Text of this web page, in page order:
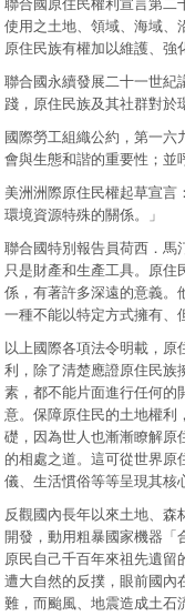
聯合國原住民權利宣言第二
使用之土地、領域、海域、
原住民族有權加以維護、強
聯合國永續發展二十一世紀
踐，原住民族及其社群對於
國際勞工組織公約，第一
會與生態和諧的重要性；並
美洲洲際原住民權起草宣言
環境資源特殊的關係。」
聯合國特別報告員荷西．馬
只是財產和生產工具。原住
係，有著許多深遠的意義。
一種不能以特定方式擁有、
以上國際各項法令明載，
利，除了清楚應證原住民族
素，都不能片面進行任何的
意。保障原住民的土地權利
礎，因為世人也漸漸瞭解原
的相處之道。這可從世界原
儀、生活慣俗等等呈現其核
反觀國內長年以來土地、森
開發，動用粗暴國家機器「
原民自己千百年來祖先遺留
遭大自然的反撲，眼前國內
難，而颱風、地震造成土石